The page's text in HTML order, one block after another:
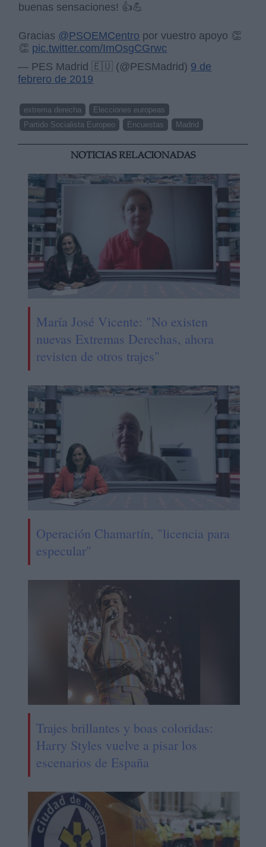
buenas sensaciones! 👍💪
Gracias @PSOEMCentro por vuestro apoyo 👏
👏 pic.twitter.com/ImOsgCGrwc
— PES Madrid 🇪🇺 (@PESMadrid) 9 de
febrero de 2019
extrema derecha
Elecciones europeas
Partido Socialista Europeo
Encuestas Madrid
NOTICIAS RELACIONADAS
María José Vicente: "No existen
nuevas Extremas Derechas, ahora
revisten de otros trajes"
Operación Chamartín, "licencia para
especular"
Trajes brillantes y boas coloridas:
Harry Styles vuelve a pisar los
escenarios de España